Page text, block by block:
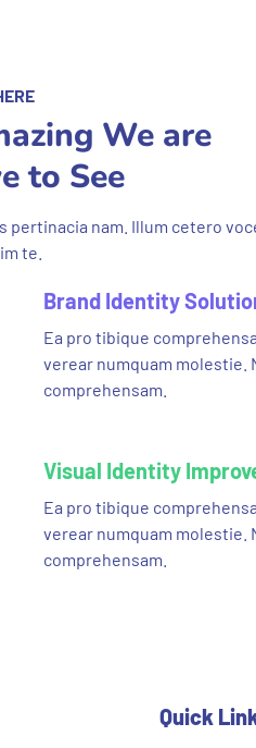
We are
to See
pertinacia nam. Illum cetero
te.
Brand Identity
Ea pro tibique
verear numquam molestie.
comprehensam.
Visual Identity
Ea pro tibique
verear numquam molestie.
comprehensam.
Quick